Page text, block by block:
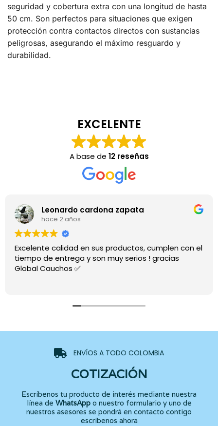
seguridad y cobertura extra con una longitud de hasta
50 cm. Son perfectos para situaciones que exigen
protección contra contactos directos con sustancias
peligrosas, asegurando el máximo resguardo y
durabilidad.
EXCELENTE
A base de 12 reseñas
Leonardo cardona zapata
hace 2 años
Excelente calidad en sus productos, cumplen con el
tiempo de entrega y son muy serios ! gracias
Global Cauchos ✅
ENVÍOS A TODO COLOMBIA
COTIZACIÓN
Escríbenos tu producto de interés mediante nuestra
línea de WhatsAppo nuestro formulario y uno de
nuestros asesores se pondrá en contacto contigo
escríbenos ahora